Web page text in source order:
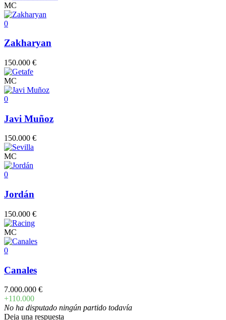
MC
0
Zakharyan
150.000 €
MC
0
Javi Muñoz
150.000 €
MC
0
Jordán
150.000 €
MC
0
Canales
7.000.000 €
+110.000
No ha disputado ningún partido todavía
Deja una respuesta